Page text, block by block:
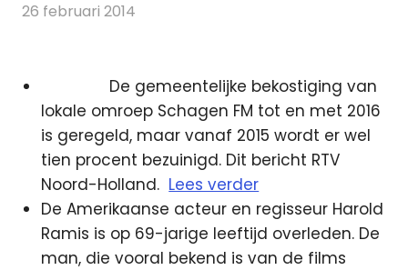
26 februari 2014
De gemeentelijke bekostiging van
lokale omroep Schagen FM tot en met 2016
is geregeld, maar vanaf 2015 wordt er wel
tien procent bezuinigd. Dit bericht RTV
Noord-Holland. Lees verder
De Amerikaanse acteur en regisseur Harold
Ramis is op 69-jarige leeftijd overleden. De
man, die vooral bekend is van de films